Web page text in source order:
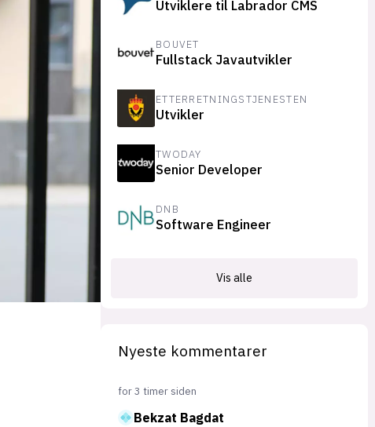
suksesshistorier
Utviklere til Labrador CMS
BOUVET
Fullstack Javautvikler
ETTERRETNINGSTJENESTEN
Utvikler
TWODAY
Senior Developer
DNB
Software Engineer
Vis alle
Nyeste kommentarer
for 3 timer siden
Bekzat Bagdat